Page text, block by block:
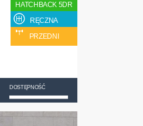
HATCHBACK 5DR
RĘCZNA
PRZEDNI
DOSTĘPNOŚĆ